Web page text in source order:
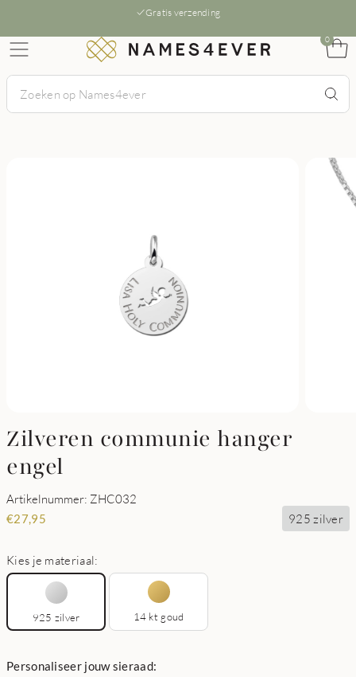
Gratis verzending
0
Zilveren communie hanger
engel
Artikelnummer: ZHC032
€27,95 925 zilver
Kies je materiaal:
925 zilver 14 kt goud
Personaliseer jouw sieraad: